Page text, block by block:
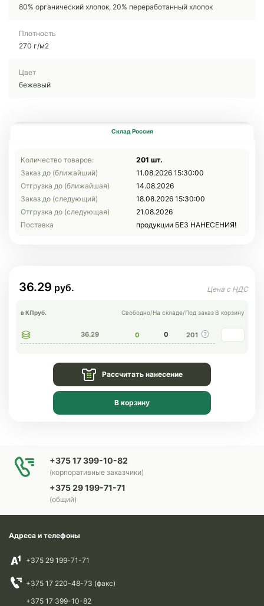
80% органический хлопок, 20% переработанный хлопок
Плотность
270 г/м2
Цвет
бежевый
Склад Россия
Количество товаров:
201 шт.
Заказ до (ближайший)
11.08.2026 15:30:00
Отгрузка до (ближайшая)
14.08.2026
Заказ до (следующий)
18.08.2026 15:30:00
Отгрузка до (следующая)
21.08.2026
Поставка
продукции БЕЗ НАНЕСЕНИЯ!
36.29
в КПруб. Свободно/На складе/Под заказ В корзину
36.29 0 0 201
Рассчитать нанесение
В корзину
+375 17 399-10-82
(корпоративные заказчики)
+375 29 199-71-71
(общий)
Адреса и телефоны
+375 29 199-71-71
+375 17 220-48-73 (факс)
+375 17 399-10-82